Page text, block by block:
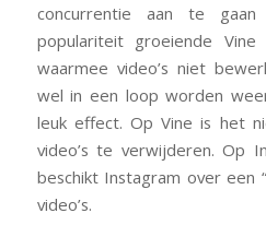
concurrentie aan te
populariteit groeiende
waarmee video’s niet
wel in een loop worden
leuk effect. Op Vine is het
video’s te verwijderen. Op
beschikt Instagram over een
video’s.